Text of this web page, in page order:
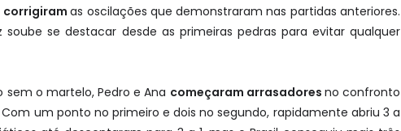
corrigiramas oscilações que demonstraram nas partidas anteriores.
soube se destacar desde as primeiras pedras para evitar qualquer
o martelo, Pedro e Ana começaram arrasadores no confronto
um ponto no primeiro e dois no segundo, rapidamente abriu 3 a